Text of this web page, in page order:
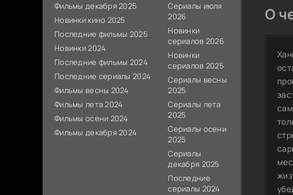
Фильмы декабря 2025
Новинки кино 2025
Последние фильмы 2025
Новинки 2024
Последние фильмы 2024
Последние сериалы 2024
Фильмы весны 2024
Фильмы лета 2024
Фильмы осени 2024
Фильмы декабря 2024
Сериалы июля
2026
Новинки
сериалов 2026
Новинки
сериалов 2025
Сериалы весны
2025
Сериалы лета
2025
Сериалы осени
2025
Сериалы
декабря 2025
Последние
сериалы 2024
О